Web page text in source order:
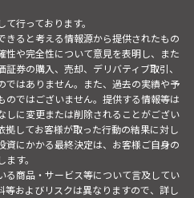
行っております。
きると考える情報源から提供されたもの
性や完全性について意見を表明し、また
券の購入、売却、デリバティブ取引、
ではありません。また、過去の実績や予
のではございません。提供する情報等は
しに変更または削除されることがござい
拠してお客様が取った行動の結果に対し
資にかかる最終決定は、お客様ご自身の
す。
る商品・サービス等について言及してい
等およびリスクは異なりますので、詳し